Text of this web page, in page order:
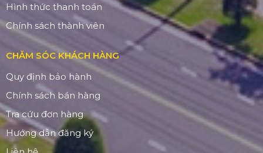
Hình thức thanh toán
Chính sách thành viên
CHĂM SÓC KHÁCH HÀNG
Quy định bảo hành
Chính sách bán hàng
Tra cứu đơn hàng
Hướng dẫn đăng ký